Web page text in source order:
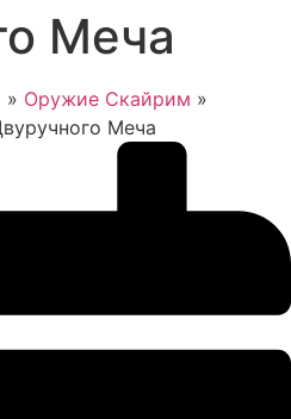
Меча
» Оружие Скайрим »
Меча